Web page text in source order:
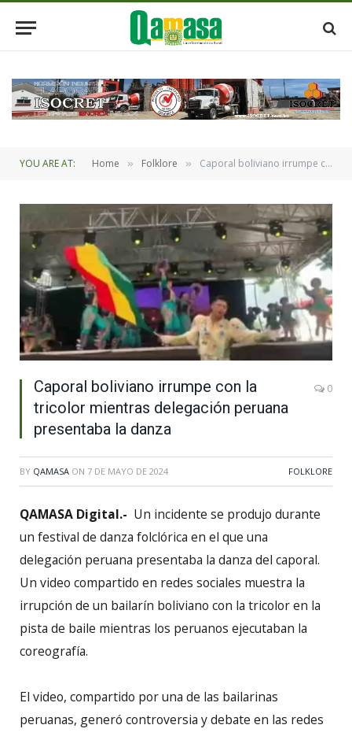
YOU ARE AT: Home » Folklore » Caporal boliviano irrumpe con la tricolor mientras delegación peruana presentaba la danza
Caporal boliviano irrumpe con la
tricolor mientras delegación peruana
presentaba la danza
0
BY QAMASA ON 7 DE MAYO DE 2024 FOLKLORE
QAMASA Digital.- Un incidente se produjo durante
un festival de danza folclórica en el que una
delegación peruana presentaba la danza del caporal.
Un video compartido en redes sociales muestra la
irrupción de un bailarín boliviano con la tricolor en la
pista de baile mientras los peruanos ejecutaban la
coreografía.
El video, compartido por una de las bailarinas
peruanas, generó controversia y debate en las redes